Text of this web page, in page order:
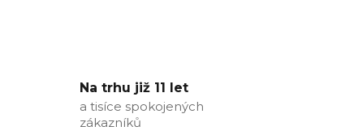
Na trhu již 11 let
a tisíce spokojených
zákazníků